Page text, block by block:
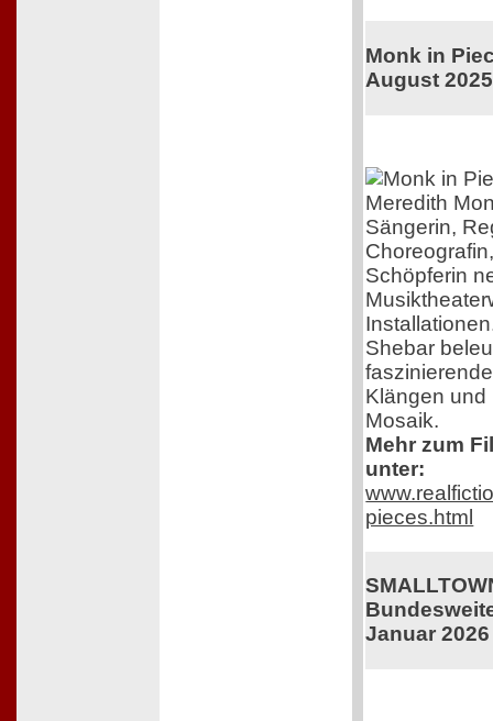
Monk in
August 2025
Meredith
Sängerin,
Schöpferin
Shebar
Klängen und
Mosaik.
Mehr zum
unter:
pieces.html
Januar 2026